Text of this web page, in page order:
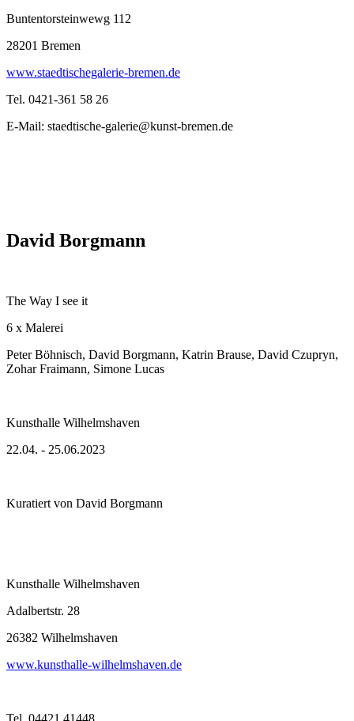
Buntentorsteinwewg 112
28201 Bremen
www.staedtischegalerie-bremen.de
Tel. 0421-361 58 26
E-Mail: staedtische-galerie@kunst-bremen.de
David Borgmann
The Way I see it
6 x Malerei
Peter Böhnisch, David Borgmann, Katrin Brause, David Czupryn,
Zohar Fraimann, Simone Lucas
Kunsthalle Wilhelmshaven
22.04. - 25.06.2023
Kuratiert von David Borgmann
Kunsthalle Wilhelmshaven
Adalbertstr. 28
26382 Wilhelmshaven
www.kunsthalle-wilhelmshaven.de